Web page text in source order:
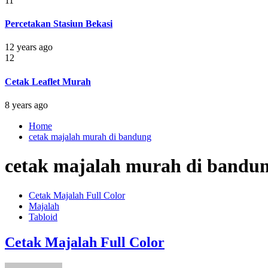
Percetakan Stasiun Bekasi
12 years ago
12
Cetak Leaflet Murah
8 years ago
Home
cetak majalah murah di bandung
cetak majalah murah di
Cetak Majalah Full Color
Majalah
Tabloid
Cetak Majalah Full Color